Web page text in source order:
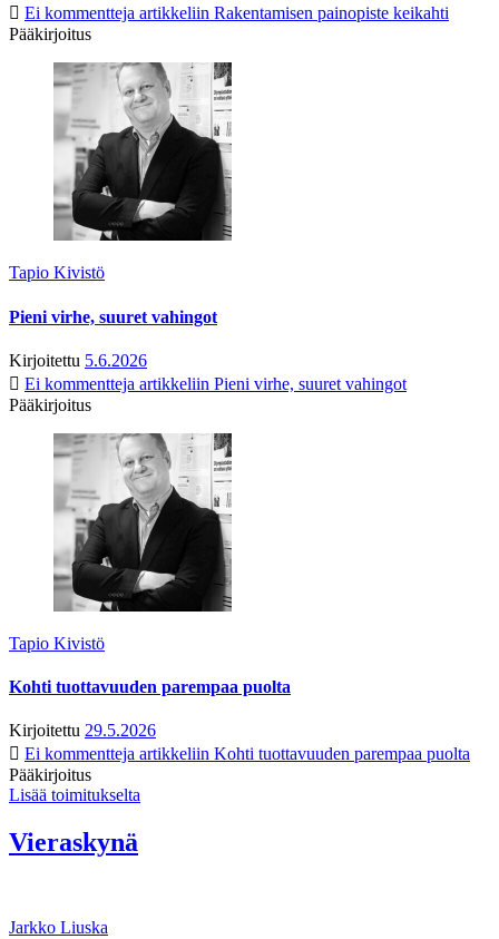
Ei kommentteja artikkeliin Rakentamisen painopiste keikahti
Pääkirjoitus
Tapio Kivistö
Pieni virhe, suuret vahingot
Kirjoitettu 5.6.2026
Ei kommentteja artikkeliin Pieni virhe, suuret vahingot
Pääkirjoitus
Tapio Kivistö
Kohti tuottavuuden parempaa puolta
Kirjoitettu 29.5.2026
Ei kommentteja artikkeliin Kohti tuottavuuden parempaa puolta
Pääkirjoitus
Lisää toimitukselta
Vieraskynä
Jarkko Liuska